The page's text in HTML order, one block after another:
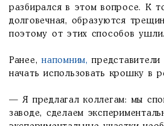
разбирался в этом вопросе. К
долговечная, образуются
поэтому от этих способов ушли.
Ранее,напомним, представители
начать использовать крошку в
— Я предлагал коллегам: мы
заводе, сделаем